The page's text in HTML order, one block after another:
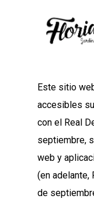
Este sitio
accesibles
con el Real
septiembre,
web y
(en adelante,
de